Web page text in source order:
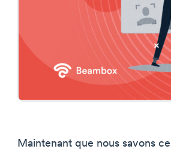
Maintenant que nous savons